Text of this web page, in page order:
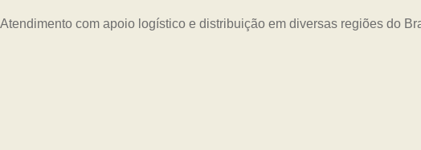
Atendimento com apoio logístico e distribuição em diversas regiões do